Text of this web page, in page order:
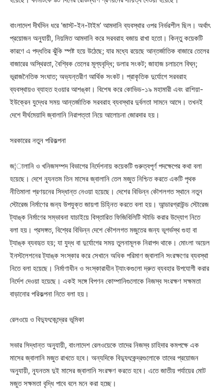
বাংলাদেশ দীর্ঘদিন ধরে ‘জাস্ট-ইন-টাইম’ আমদানি ব্যবস্থার ওপর নির্ভরশীল ছিল। অর্থাৎ
প্রয়োজন অনুযায়ী, নিয়মিত আমদানি করে সরবরাহ বজায় রাখা হতো। কিন্তু কয়েকটি
কারণে এ পদ্ধতির ঝুঁকি স্পষ্ট হয়ে উঠেছে; যার মধ্যে রয়েছে আন্তর্জাতিক বাজারে তেলের
বাজারের অস্থিরতা, বৈশ্বিক তেলের মূল্যবৃদ্ধি; ডলার সংকট; জাহাজ চলাচলে বিঘ্ন;
ভূরাজনৈতিক সংঘাত; অভ্যন্তরীণ আর্থিক সংকট। প্রাকৃতিক দুর্যোগে সরবরাহ
ব্যবস্থায়ও ব্যাহত হওয়ার আশঙ্কা। বিশেষ করে কোভিড-১৯ মহামারী এবং রাশিয়া-
ইউক্রেন যুদ্ধের সময় আন্তর্জাতিক সরবরাহ ব্যবস্থার দুর্বলতা সামনে আসে। তখনই
দেশে দীর্ঘমেয়াদি জ্বালানি নিরাপত্তা নিয়ে আলোচনা জোরদার হয়।
সরকারের নতুন পরিকল্পনা
জ¦ালানি ও খনিজসম্পদ বিভাগের নির্দেশনায় কয়েকটি গুরুত্বপূর্ণ পদক্ষেপের কথা বলা
হয়েছে। দেশে ন্যূনতম তিন মাসের জ্বালানি তেল মজুত নিশ্চিত করতে একটি পৃথক
নীতিমালা প্রণয়নের সিদ্ধান্ত নেওয়া হয়েছে। দেশের বিভিন্ন কৌশলগত স্থানে নতুন
স্টোরেজ নির্মাণের জন্য উপযুক্ত জায়গা চিহ্নিত করতে বলা হয়। আন্ডারগ্রাউন্ড স্টোরেজ
ট্যাঙ্ক নির্মাণের সম্ভাবনা যাচাইয়ে বিস্তারিত ফিজিবিলিটি স্টাডি করার উদ্যোগ নিতে
বলা হয়। প্রসঙ্গত, বিশ্বের বিভিন্ন দেশে কৌশলগত মজুতের জন্য ভূগর্ভস্থ গুহা বা
ট্যাঙ্ক ব্যবহৃত হয়; যা যুদ্ধ বা দুর্যোগের সময় তুলনামূলক নিরাপদ থাকে। মোংলা অয়েল
ইনস্টলেশনের ট্যাঙ্ক সংস্কার করে সেখানে অধিক পরিমাণ জ্বালানি সংরক্ষণের ব্যবস্থা
নিতে বলা হয়েছে। নির্মাণাধীন ও সংস্কারাধীন ট্যাংকগুলো দ্রুত ব্যবহার উপযোগী করার
নির্দেশ দেওয়া হয়েছে। একই সঙ্গে বিপণন কোম্পানিগুলোকে নিজস্ব সংরক্ষণ সক্ষমতা
বাড়ানোর পরিকল্পনা নিতে বলা হয়।
রেলওয়ে ও বিদ্যুৎকেন্দ্রের ভূমিকা
সভার সিদ্ধান্ত অনুযায়ী, বাংলাদেশ রেলওয়েকে তাদের নিজস্ব চাহিদার কমপক্ষে এক
মাসের জ্বালানি মজুত রাখতে হবে। অন্যদিকে বিদ্যুৎকেন্দ্রগুলোকে তাদের প্রয়োজন
অনুযায়ী, ন্যূনতম দুই মাসের জ্বালানি সংরক্ষণ করতে হবে। এতে জাতীয় পর্যায়ের মোট
মজুত সক্ষমতা বৃদ্ধি পাবে বলে মনে করা হচ্ছে।